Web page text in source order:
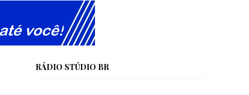
RÁDIO STÚDIO BR